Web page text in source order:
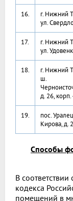
16.
г. Нижний
ул.
17.
г. Нижний
ул.
18.
г. Нижний
ш.
д. 26, корп.
19.
пос.
Кирова, д. 2
Способы
В
кодекса
помещений в